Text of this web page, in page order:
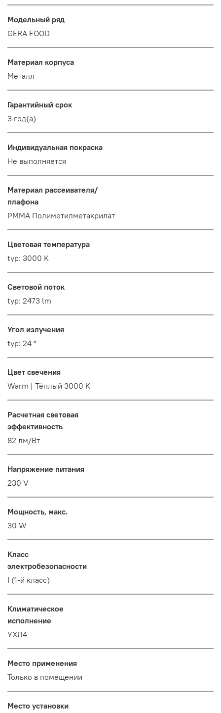
Модельный ряд
GERA FOOD
Материал корпуса
Металл
Гарантийный срок
3 год(а)
Индивидуальная покраска
Не выполняется
Материал рассеивателя/
плафона
PMMA Полиметилметакрилат
Цветовая температура
typ: 3000 K
Световой поток
typ: 2473 lm
Угол излучения
typ: 24 °
Цвет свечения
Warm | Тёплый 3000 K
Расчетная световая
эффективность
82 лм/Вт
Напряжение питания
230 V
Мощность, макс.
30 W
Класс
электробезопасности
I (1-й класс)
Климатическое
исполнение
УХЛ4
Место применения
Только в помещении
Место установки